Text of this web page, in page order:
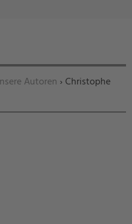
Autoren › Christophe